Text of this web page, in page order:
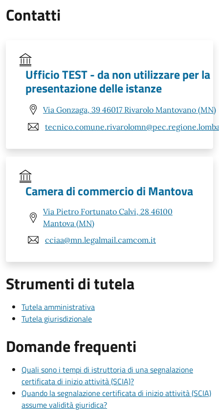
Contatti
Ufficio TEST - da non utilizzare per la
presentazione delle istanze
Via Gonzaga, 39 46017 Rivarolo Mantovano (MN)
Camera di commercio di Mantova
Via Pietro Fortunato Calvi, 28 46100
Mantova (MN)
cciaa@mn.legalmail.camcom.it
Strumenti di tutela
Tutela amministrativa
Tutela giurisdizionale
Domande frequenti
Quali sono i tempi di istruttoria di una segnalazione
certificata di inizio attività (SCIA)?
Quando la segnalazione certificata di inizio attività (SCIA)
assume validità giuridica?